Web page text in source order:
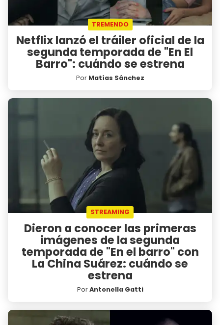
TREMENDO
Netflix lanzó el tráiler oficial de la
segunda temporada de "En El
Barro": cuándo se estrena
Por Matías Sánchez
STREAMING
Dieron a conocer las primeras
imágenes de la segunda
temporada de "En el barro" con
La China Suárez: cuándo se
estrena
PorAntonella Gatti